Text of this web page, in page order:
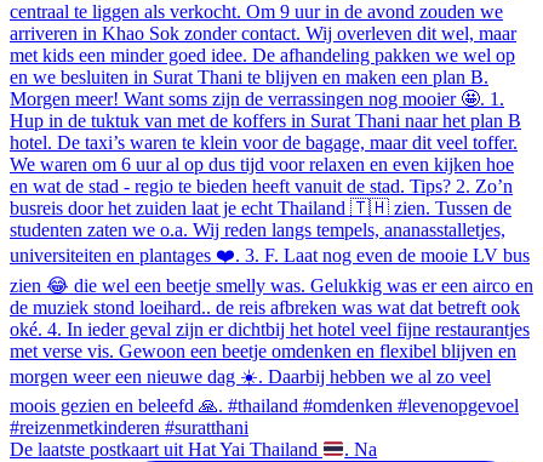
De laatste postkaart uit Hat Yai Thailand . Na